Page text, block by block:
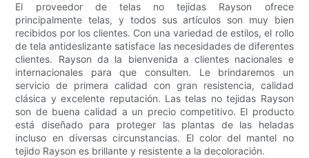
El proveedor de telas no tejidas Rayson ofrece
principalmente telas, y todos sus artículos son muy bien
recibidos por los clientes. Con una variedad de estilos, el rollo
de tela antideslizante satisface las necesidades de diferentes
clientes. Rayson da la bienvenida a clientes nacionales e
internacionales para que consulten. Le brindaremos un
servicio de primera calidad con gran resistencia, calidad
clásica y excelente reputación. Las telas no tejidas Rayson
son de buena calidad a un precio competitivo. El producto
está diseñado para proteger las plantas de las heladas
incluso en diversas circunstancias. El color del mantel no
tejido Rayson es brillante y resistente a la decoloración.